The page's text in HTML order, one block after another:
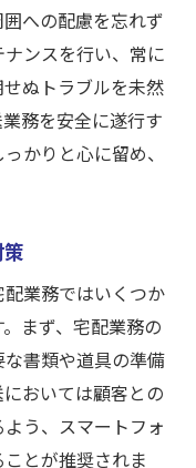
への配慮を忘れず
ンスを行い、常に
ぬトラブルを未然
務を安全に遂行す
かりと心に留め、
業務ではいくつか
まず、宅配業務の
書類や道具の準備
おいては顧客との
う、スマートフォ
とが推奨されま